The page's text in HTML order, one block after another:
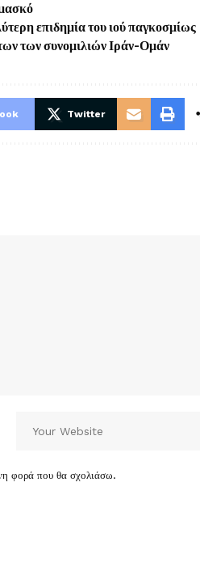
επιδημία του ιού παγκοσμίως
των συνομιλιών Ιράν-Ομάν
Twitter
φορά που θα σχολιάσω.